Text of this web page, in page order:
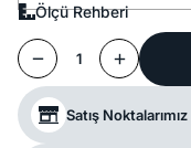
Ölçü Rehberi
1
Satış Noktalarımız